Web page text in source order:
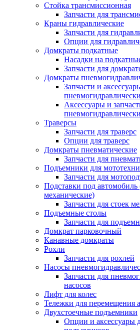
Стойка трансмиссионная
Запчасти для
Краны гидравлические
Запчасти для
Опции для
Домкраты подкатные
Насадки на
Запчасти для
Домкраты
Запчасти и
Аксессуары и
Траверсы
Запчасти для траверс
Опции для траверс
Домкраты пневматические
Запчасти для
Подъемники для
Запчасти для
Подставки под
механические)
Запчасти для стоек
Подъемные столы
Запчасти для
Домкрат парковочный
Канавные домкраты
Рохли
Запчасти для рохлей
Насосы
Запчасти для
насосов
Лифт для колес
Тележки для перемещения
Двухстоечные подъемники
Опции и аксессуары